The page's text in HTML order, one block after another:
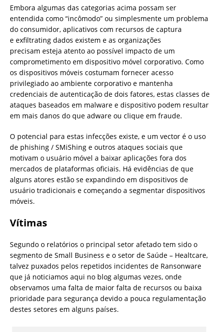
Embora algumas das categorias acima possam ser
entendida como “incômodo” ou simplesmente um problema
do consumidor, aplicativos com recursos de captura
e exfiltrating dados existem e as organizações
precisam esteja atento ao possível impacto de um
comprometimento em dispositivo móvel corporativo. Como
os dispositivos móveis costumam fornecer acesso
privilegiado ao ambiente corporativo e mantenha
credenciais de autenticação de dois fatores, estas classes de
ataques baseados em malware e dispositivo podem resultar
em mais danos do que adware ou clique em fraude.
O potencial para estas infecções existe, e um vector é o uso
de phishing / SMiShing e outros ataques sociais que
motivam o usuário móvel a baixar aplicações fora dos
mercados de plataformas oficiais. Há evidências de que
alguns atores estão se expandindo em dispositivos de
usuário tradicionais e começando a segmentar dispositivos
móveis.
Vítimas
Segundo o relatórios o principal setor afetado tem sido o
segmento de Small Business e o setor de Saúde – Healtcare,
talvez puxados pelos repetidos incidentes de Ransonware
que já noticiamos aqui no blog algumas vezes, onde
observamos uma falta de maior falta de recursos ou baixa
prioridade para segurança devido a pouca regulamentação
destes setores em alguns países.